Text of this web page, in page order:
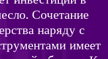
Сочетание
наряду с
имеет